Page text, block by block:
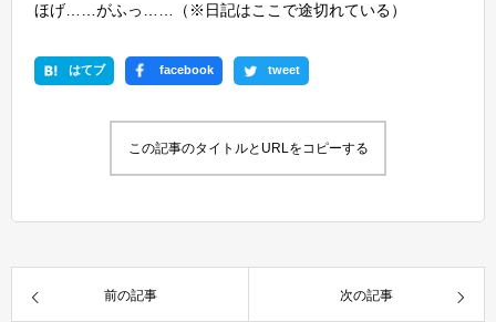
ほげ……がふっ……（※日記はここで途切れている）
はてブ facebook tweet
この記事のタイトルとURLをコピーする
前の記事 次の記事